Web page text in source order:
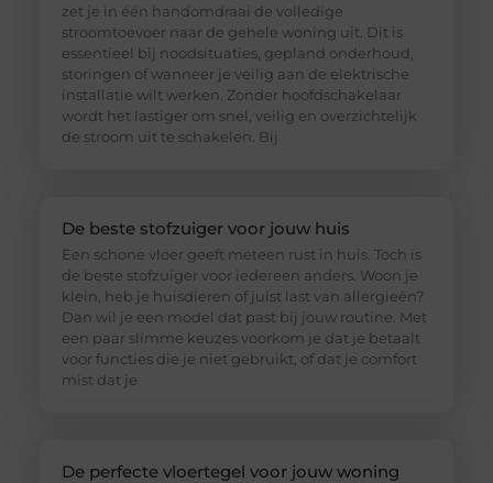
zet je in één handomdraai de volledige
stroomtoevoer naar de gehele woning uit. Dit is
essentieel bij noodsituaties, gepland onderhoud,
storingen of wanneer je veilig aan de elektrische
installatie wilt werken. Zonder hoofdschakelaar
wordt het lastiger om snel, veilig en overzichtelijk
de stroom uit te schakelen. Bij
De beste stofzuiger voor jouw huis
Een schone vloer geeft meteen rust in huis. Toch is
de beste stofzuiger voor iedereen anders. Woon je
klein, heb je huisdieren of juist last van allergieën?
Dan wil je een model dat past bij jouw routine. Met
een paar slimme keuzes voorkom je dat je betaalt
voor functies die je niet gebruikt, of dat je comfort
mist dat je
De perfecte vloertegel voor jouw woning